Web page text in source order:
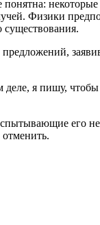
понятна:
Физики
существования.
я пишу, чтобы
его